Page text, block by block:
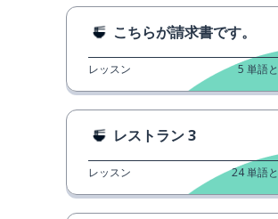
こちらが請求書です。
レッスン 5 単語
レストラン 3
レッスン 24単語